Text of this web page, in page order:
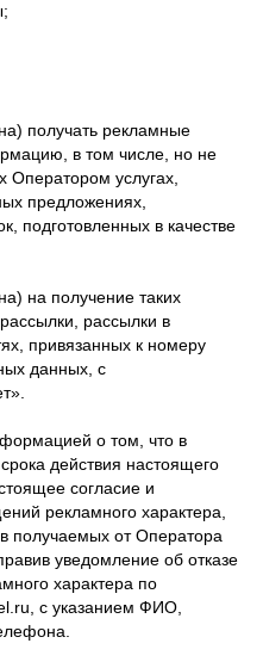
получать рекламные
в том числе, но не
Оператором услугах,
предложениях,
подготовленных в качестве
на получение таких
рассылки в
привязанных к номеру
данных, с
о том, что в
действия настоящего
согласие и
рекламного характера,
получаемых от Оператора
уведомление об отказе
характера по
с указанием ФИО,